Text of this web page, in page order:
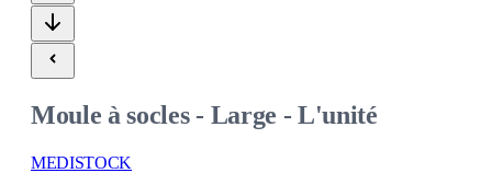
Moule à socles - Large - L'unité
MEDISTOCK